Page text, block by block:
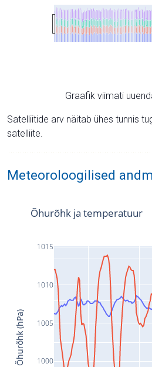
Graafik viimati
Satelliitide arv näitab ühes tunnis
satelliite.
Meteoroloogilised
1000
1005
1010
1015
Õhurõhk ja temperatuur
Õhurõhk (hPa)